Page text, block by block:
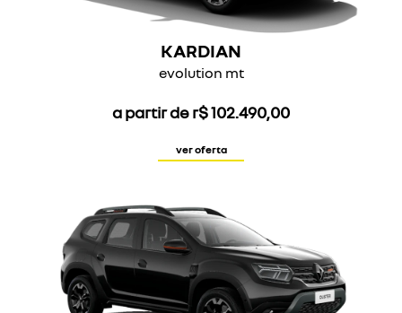
KARDIAN
evolution mt
a partir de r$ 102.490,00
ver oferta